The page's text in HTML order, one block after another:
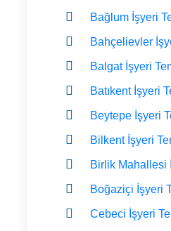
Bağlum İşyeri
Bahçelievler
Balgat İşyeri
Batıkent İşyeri
Beytepe İşyeri
Bilkent İşyeri
Birlik Mahallesi
Boğaziçi İşyeri
Cebeci İşyeri